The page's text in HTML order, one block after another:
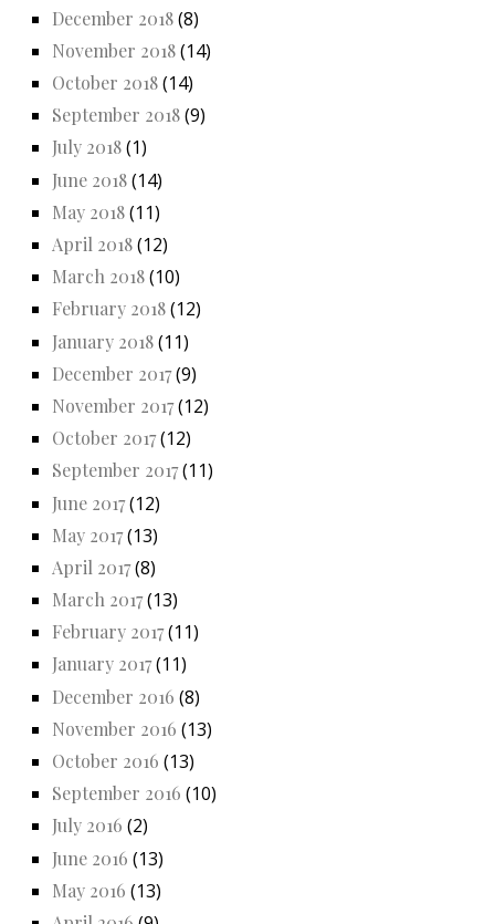
December 2018(8)
November 2018(14)
October 2018(14)
September 2018(9)
July 2018(1)
June 2018(14)
May 2018(11)
April 2018(12)
March 2018(10)
February 2018(12)
January 2018(11)
December 2017(9)
November 2017(12)
October 2017(12)
September 2017(11)
June 2017(12)
May 2017(13)
April 2017(8)
March 2017(13)
February 2017(11)
January 2017(11)
December 2016 (8)
November 2016 (13)
October 2016 (13)
September 2016 (10)
July 2016 (2)
June 2016 (13)
May 2016 (13)